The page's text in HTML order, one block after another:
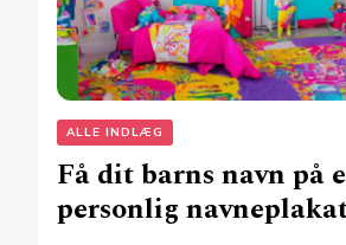
ALLE INDLÆG
Få dit barns navn på
personlig